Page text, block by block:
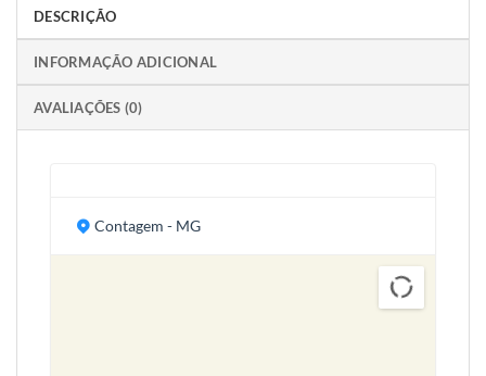
DESCRIÇÃO
INFORMAÇÃO ADICIONAL
AVALIAÇÕES (0)
Contagem - MG